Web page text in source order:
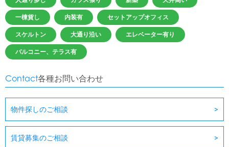
一棟貨し 内装有 セットアップオフィス
スケルトン 大通り沿い エレベーター有り
バルコニー、テラス有
Contact各種お問い合わせ
物件探しのご相談
賃貸募集のご相談